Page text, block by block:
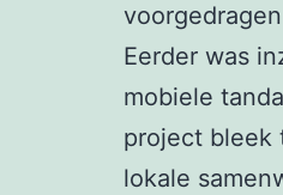
Eerder was
mobiele
project bleek
lokale